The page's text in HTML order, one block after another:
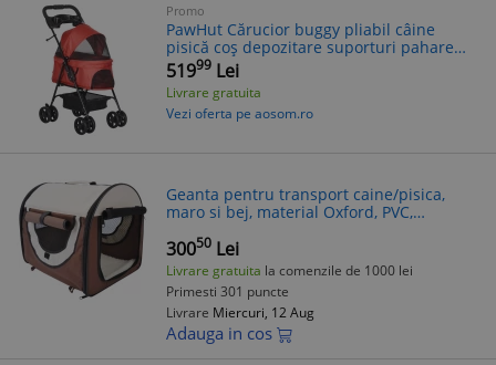
Promo
PawHut Cărucior buggy pliabil câine
pisică coș depozitare suporturi pahare
țesătură Oxford 300D impermeabilă 4 roți
roșu | Aosom Romania
51999 Lei
Livrare gratuita
Vezi oferta pe aosom.ro
Geanta pentru transport caine/pisica,
maro si bej, material Oxford, PVC,
61x46x51 cm
30050 Lei
Livrare gratuita la comenzile de 1000 lei
Primesti 301 puncte
Livrare Miercuri, 12 Aug
Adauga in cos